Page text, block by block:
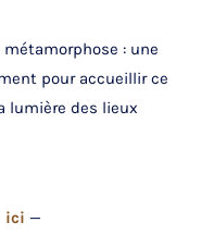
: une
pour accueillir ce
lumière des lieux
ici —